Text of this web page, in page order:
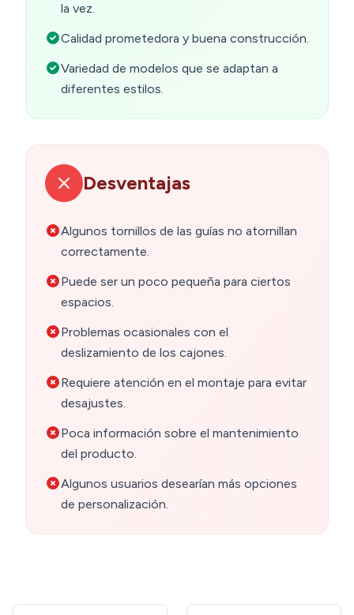
la vez.
Calidad prometedora y buena construcción.
Variedad de modelos que se adaptan a
diferentes estilos.
Desventajas
Algunos tornillos de las guías no atornillan
correctamente.
Puede ser un poco pequeña para ciertos
espacios.
Problemas ocasionales con el
deslizamiento de los cajones.
Requiere atención en el montaje para evitar
desajustes.
Poca información sobre el mantenimiento
del producto.
Algunos usuarios desearían más opciones
de personalización.